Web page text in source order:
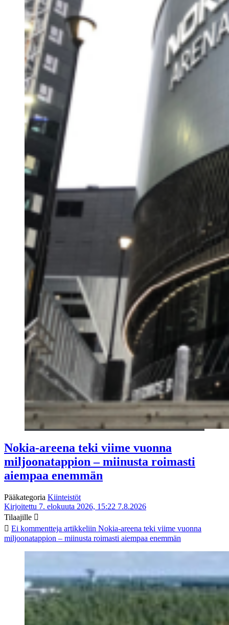
Nokia-areena teki viime vuonna
miljoonatappion – miinusta roimasti
aiempaa enemmän
Pääkategoria Kiinteistöt
Kirjoitettu 7. elokuuta 2026, 15:22 7.8.2026
Tilaajille
Ei kommentteja artikkeliin Nokia-areena teki viime vuonna
miljoonatappion – miinusta roimasti aiempaa enemmän